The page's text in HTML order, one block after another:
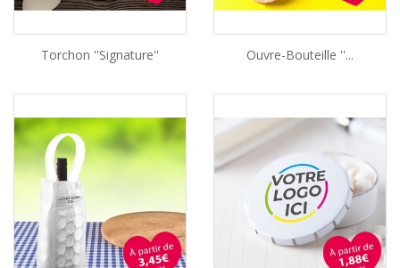
Torchon ''Signature'' Ouvre-Bouteille ''...